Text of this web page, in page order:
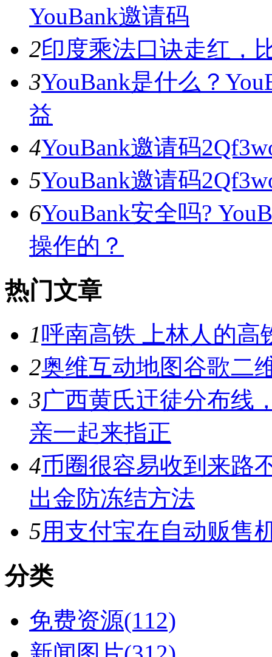
YouBank邀请码
2印度乘法口诀走红，
3YouBank是什么？
益
4YouBank邀请码
5YouBank邀请码
6YouBank安全吗?
操作的？
热门文章
1呼南高铁 上林人的高
2奥维互动地图谷歌二
3广西黄氏迀徒分布线
亲一起来指正
4币圈很容易收到来路
出金防冻结方法
5用支付宝在自动贩售
分类
免费资源(112)